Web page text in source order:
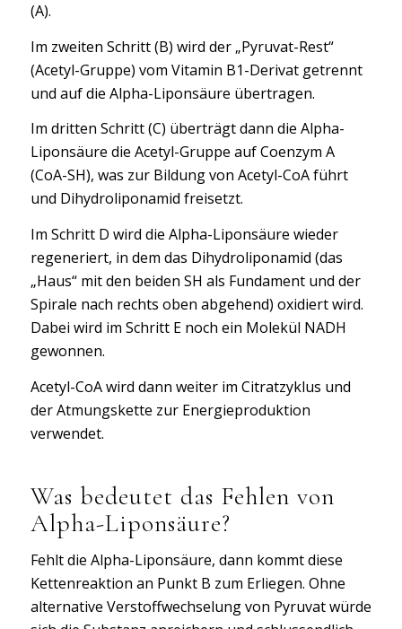
(A).
Im zweiten Schritt (B) wird der „Pyruvat-Rest“
(Acetyl-Gruppe) vom Vitamin B1-Derivat getrennt
und auf die Alpha-Liponsäure übertragen.
Im dritten Schritt (C) überträgt dann die Alpha-
Liponsäure die Acetyl-Gruppe auf Coenzym A
(CoA-SH), was zur Bildung von Acetyl-CoA führt
und Dihydroliponamid freisetzt.
Im Schritt D wird die Alpha-Liponsäure wieder
regeneriert, in dem das Dihydroliponamid (das
„Haus“ mit den beiden SH als Fundament und der
Spirale nach rechts oben abgehend) oxidiert wird.
Dabei wird im Schritt E noch ein Molekül NADH
gewonnen.
Acetyl-CoA wird dann weiter im Citratzyklus und
der Atmungskette zur Energieproduktion
verwendet.
Was bedeutet das Fehlen von
Alpha-Liponsäure?
Fehlt die Alpha-Liponsäure, dann kommt diese
Kettenreaktion an Punkt B zum Erliegen. Ohne
alternative Verstoffwechselung von Pyruvat würde